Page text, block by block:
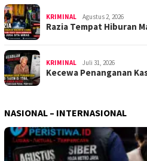
KRIMINAL Agustus 2, 2026
Razia Tempat Hiburan
KRIMINAL Juli 31, 2026
Kecewa Penanganan
NASIONAL – INTERNASIONAL